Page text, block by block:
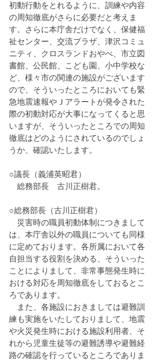
初動行動をとれるように、訓練や内容
の周知徹底がさらに必要だと考えま
す。さらに本庁舎だけでなく、保健福
祉センター、交流プラザ、津沢コミュ
ニティ、クロスランドおやべ、市立図
書館、公民館、こども園、小中学校な
ど、様々市の関連の施設がございます
ので、そういったところにおいても緊
急地震速報やＪアラートが発令された
際の初動対応が大事になってくると思
いますが、そういったところでの周知
徹底はどのようにされているのでしょ
うか、確認いたします。
○議長（義浦英昭君）
総務部長　古川正樹君。
○総務部長（古川正樹君）
災害時の職員初動体制につきまして
は、本庁舎以外の職員についても同様
に定めております。各所属において各
自担当する役割を決める、そういった
ことによりまして、非常事態発生時に
おける対応を周知徹底をしておるとこ
ろであります。
また、各施設におきましては避難訓
練も実施をいたしておりまして、地震
や火災発生時における施設利用者、そ
れから児童生徒等の避難誘導や避難経
路の確認を行っているところでありま